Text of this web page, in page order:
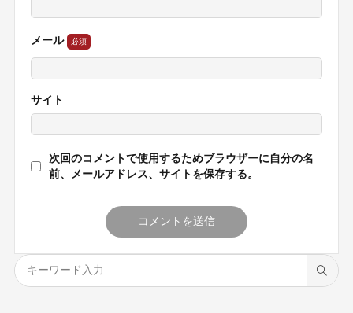
メール
サイト
次回のコメントで使用するためブラウザーに自分の名
前、メールアドレス、サイトを保存する。